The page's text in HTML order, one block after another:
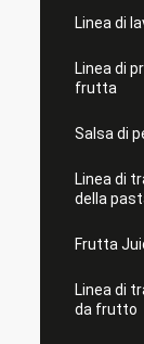
Linea di
Linea di
frutta
Salsa di
Linea di
della
Frutta
Linea di
da frutto